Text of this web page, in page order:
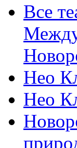
Все
Нео
Нео